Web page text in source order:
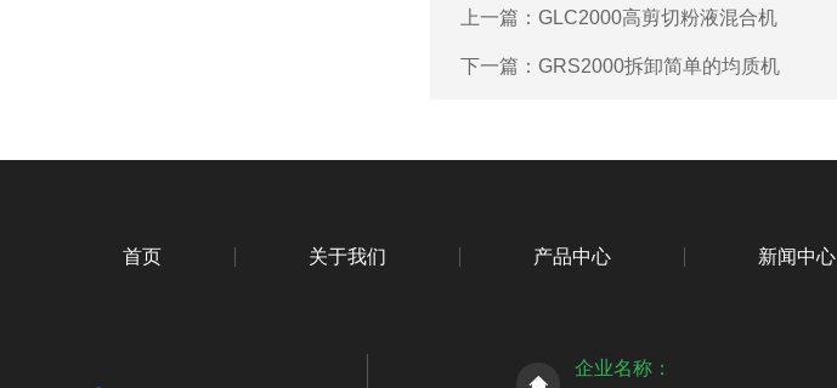
上一篇： GLC2000高剪切粉液混合机
下一篇： GRS2000拆卸简单的均质机
首页 关于我们 产品中心 新闻中心
企业名称：